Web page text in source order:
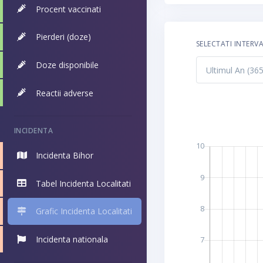
Procent vaccinati
Pierderi (doze)
Doze disponibile
Reactii adverse
INCIDENTA
Incidenta Bihor
Tabel Incidenta Localitati
Grafic Incidenta Localitati
Incidenta nationala
SELECTATI